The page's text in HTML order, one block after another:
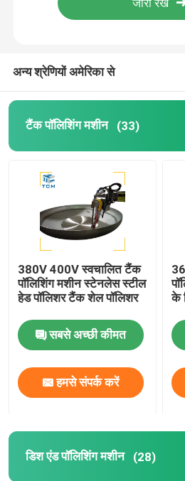
हमसे संपर्क करें
समाचार
मामले
एक उद्धरण का अनुरोध करें
सीएनसी पॉलिशिंग मशीन
स्वचालित पाइप पॉलिशिंग मशीन
अन्य श्रेणियों अमेरिका से
टैंक पॉलिशिंग मशीन (33)
380V 400V स्वचालित टैंक
पॉलिशिंग मशीन स्टेनलेस स्टील
हेड पॉलिशर टैंक शेल पॉलिशर
सबसे अच्छी कीमत
हमसे संपर्क करें
के
डिश एंड पॉलिशिंग मशीन (28)